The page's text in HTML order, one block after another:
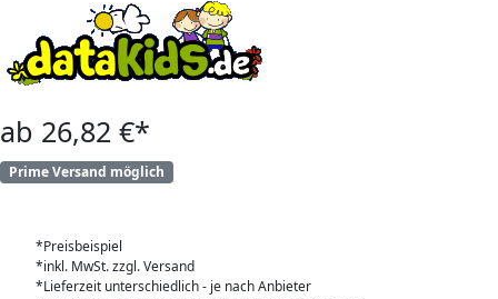
ab 26,82 €*
Prime Versand möglich
*Preisbeispiel
*inkl. MwSt. zzgl. Versand
*Lieferzeit unterschiedlich - je nach Anbieter